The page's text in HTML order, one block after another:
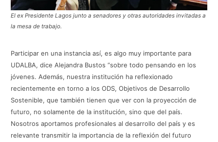
El ex Presidente Lagos junto a senadores y otras autoridades invitadas a
la mesa de trabajo.
Participar en una instancia así, es algo muy importante para
UDALBA, dice Alejandra Bustos “sobre todo pensando en los
jóvenes. Además, nuestra institución ha reflexionado
recientemente en torno a los ODS, Objetivos de Desarrollo
Sostenible, que también tienen que ver con la proyección de
futuro, no solamente de la institución, sino que del país.
Nosotros aportamos profesionales al desarrollo del país y es
relevante transmitir la importancia de la reflexión del futuro